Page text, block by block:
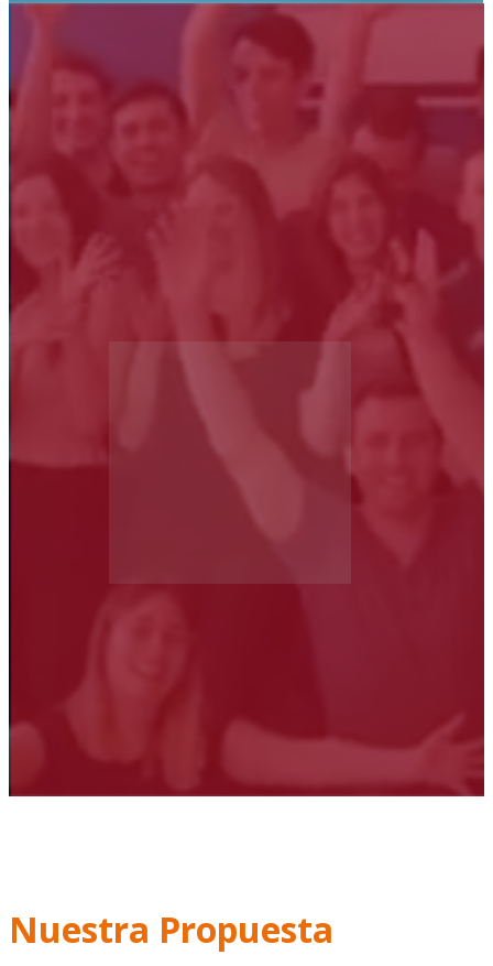
Certificación de calidad
ISO 9001
Esto demuestra nuestro compromiso con la
satisfacción del cliente y la mejora continua de
nuestros productos y servicios.
Nuestra Propuesta